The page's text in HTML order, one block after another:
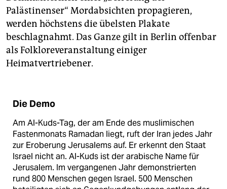
Palästinenser“ Mordabsichten propagieren,
werden höchstens die übelsten Plakate
beschlagnahmt. Das Ganze gilt in Berlin offenbar
als Folkloreveranstaltung einiger
Heimatvertriebener.
Die Demo
Am Al-Kuds-Tag, der am Ende des muslimischen
Fastenmonats Ramadan liegt, ruft der Iran jedes Jahr
zur Eroberung Jerusalems auf. Er erkennt den Staat
Israel nicht an. Al-Kuds ist der arabische Name für
Jerusalem. Im vergangenen Jahr demonstrierten
rund 800 Menschen gegen Israel. 500 Menschen